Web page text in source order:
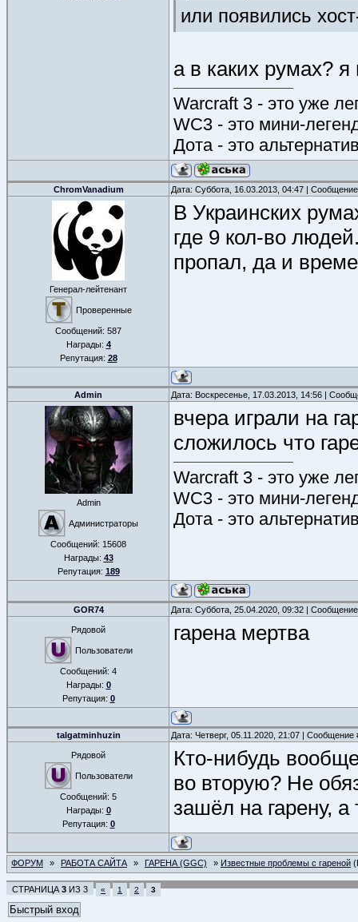
или появились
а в каких румах?
Warcraft 3 - это уже
WC3 - это мини-
Дота - это
ChromVanadium Дата: Суббота, 16.03.2013, 04:47 |
Генерал-лейтенант
Проверенные
Сообщений: 587
Награды: 4
Репутация: 28
В Украинских
где 9 кол-во
пропал, да и
Admin Дата: Воскресенье, 17.03.2013, 14:56 |
Admin
Администраторы
Сообщений: 15608
Награды: 43
Репутация: 189
вчера играли на
сложилось что
Warcraft 3 - это уже
WC3 - это мини-
Дота - это
GOR74 Дата: Суббота, 25.04.2020, 09:32 |
Рядовой
Пользователи
Сообщений: 4
Награды: 0
Репутация: 0
гарена мертва
talgatminhuzin Дата: Четверг, 05.11.2020, 21:07 | Сообщение
Рядовой
Пользователи
Сообщений: 5
Награды: 0
Репутация: 0
Кто-нибудь
во вторую? Не
зашёл на гарену,
ФОРУМ » РАБОТА САЙТА » ГАРЕНА (GGC) » Известные проблемы с гареной
СТРАНИЦА 3 ИЗ 3 « 1 2 3